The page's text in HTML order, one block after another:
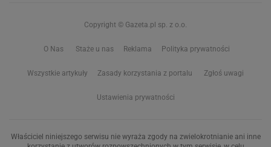
Copyright © Gazeta.pl sp. z o.o.
O Nas Staże u nas Reklama Polityka prywatności
Wszystkie artykuły Zasady korzystania z portalu Zgłoś uwagi
Ustawienia prywatności
Właściciel niniejszego serwisu nie wyraża zgody na zwielokrotnianie ani inne